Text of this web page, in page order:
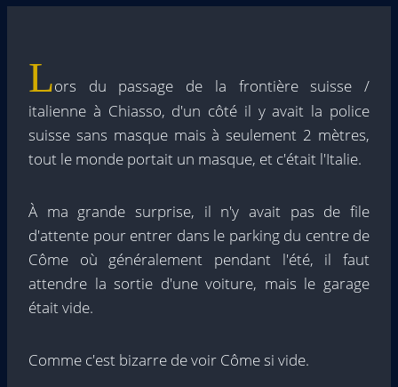
Lors du passage de la frontière suisse /
italienne à Chiasso, d'un côté il y avait la police
suisse sans masque mais à seulement 2 mètres,
tout le monde portait un masque, et c'était l'Italie.
À ma grande surprise, il n'y avait pas de file
d'attente pour entrer dans le parking du centre de
Côme où généralement pendant l'été, il faut
attendre la sortie d'une voiture, mais le garage
était vide.
Comme c'est bizarre de voir Côme si vide.